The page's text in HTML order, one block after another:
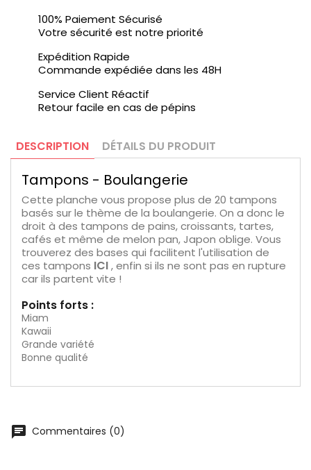
100% Paiement Sécurisé
Votre sécurité est notre priorité
Expédition Rapide
Commande expédiée dans les 48H
Service Client Réactif
Retour facile en cas de pépins
DESCRIPTION DÉTAILS DU PRODUIT
Tampons - Boulangerie
Cette planche vous propose plus de 20 tampons
basés sur le thème de la boulangerie. On a donc le
droit à des tampons de pains, croissants, tartes,
cafés et même de melon pan, Japon oblige. Vous
trouverez des bases qui facilitent l'utilisation de
ces tampons ICI, enfin si ils ne sont pas en rupture
car ils partent vite !
Points forts :
Miam
Kawaii
Grande variété
Bonne qualité
chat Commentaires (0)